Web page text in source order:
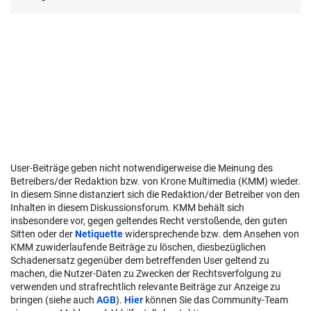
User-Beiträge geben nicht notwendigerweise die Meinung des
Betreibers/der Redaktion bzw. von Krone Multimedia (KMM) wieder.
In diesem Sinne distanziert sich die Redaktion/der Betreiber von den
Inhalten in diesem Diskussionsforum. KMM behält sich
insbesondere vor, gegen geltendes Recht verstoßende, den guten
Sitten oder derNetiquettewidersprechende bzw. dem Ansehen von
KMM zuwiderlaufende Beiträge zu löschen, diesbezüglichen
Schadenersatz gegenüber dem betreffenden User geltend zu
machen, die Nutzer-Daten zu Zwecken der Rechtsverfolgung zu
verwenden und strafrechtlich relevante Beiträge zur Anzeige zu
bringen (siehe auch AGB). Hier können Sie das Community-Team